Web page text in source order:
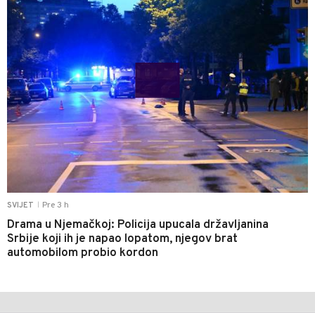
SVIJET Pre 3 h
Drama u Njemačkoj: Policija upucala državljanina
Srbije koji ih je napao lopatom, njegov brat
automobilom probio kordon